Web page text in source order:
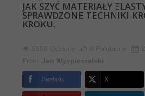
JAK SZYĆ MATERIAŁY
SPRAWDZONE TECHNIKI
KROKU.
3808 Odsłony 0 Polubiony
Przez Jan Wyspieszalski
Facebook X